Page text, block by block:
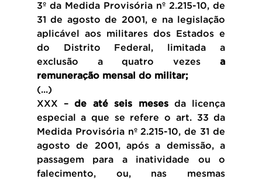
3º da Medida Provisória nº 2.215-10, de
31 de agosto de 2001, e na legislação
aplicável aos militares dos Estados e
do Distrito Federal, limitada a
exclusão a quatro vezes a
remuneração mensal do militar;
(...)
XXX – de até seis meses da licença
especial a que se refere o art. 33 da
Medida Provisória nº 2.215-10, de 31 de
agosto de 2001, após a demissão, a
passagem para a inatividade ou o
falecimento, ou, nas mesmas